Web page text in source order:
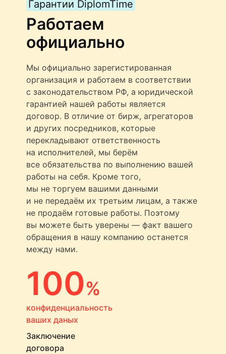
Гарантии DiplomTime
Работаем
официально
Мы официально зарегистированная
организация и работаем в соответствии
с законодательством РФ, а юридической
гарантией нашей работы является
договор. В отличие от бирж, агрегаторов
и других посредников, которые
перекладывают ответственность
на исполнителей, мы берём
все обязательства по выполнению вашей
работы на себя. Кроме того,
мы не торгуем вашими данными
и не передаём их третьим лицам, а также
не продаём готовые работы. Поэтому
вы можете быть уверены — факт вашего
обращения в нашу компанию останется
между нами.
100%
конфиденциальность
ваших даных
Заключение
договора